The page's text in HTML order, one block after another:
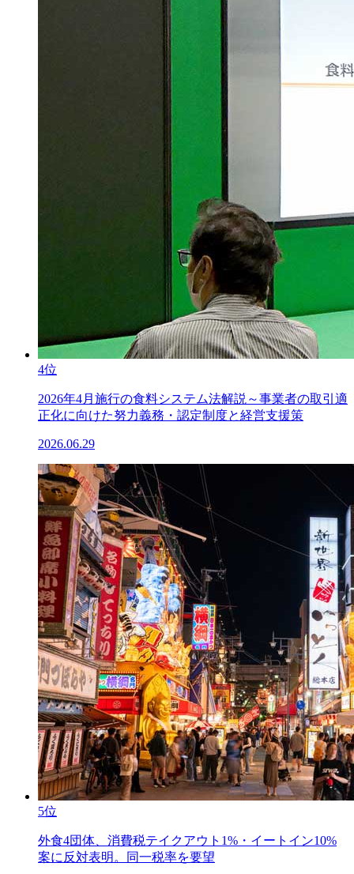
4位
2026年4月施行の食料システム法解説～事業者の取引適
正化に向けた努力義務・認定制度と経営支援策
2026.06.29
5位
外食4団体、消費税テイクアウト1%・イートイン10%
案に反対表明。同一税率を要望